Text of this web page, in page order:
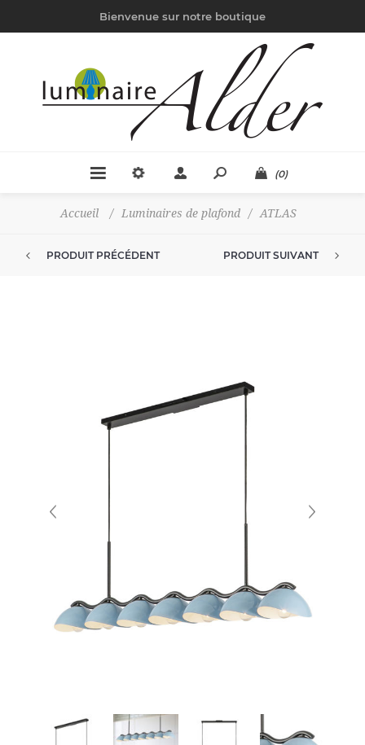
Bienvenue sur notre boutique
(0)
Accueil / Luminaires de plafond / ATLAS
PRODUIT PRÉCÉDENT PRODUIT SUIVANT